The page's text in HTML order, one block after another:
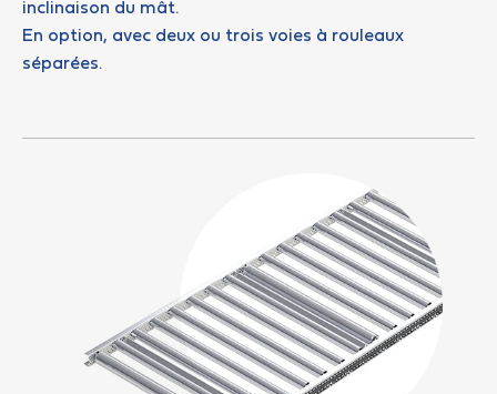
inclinaison du mât.
En option, avec deux ou trois voies à rouleaux
séparées.